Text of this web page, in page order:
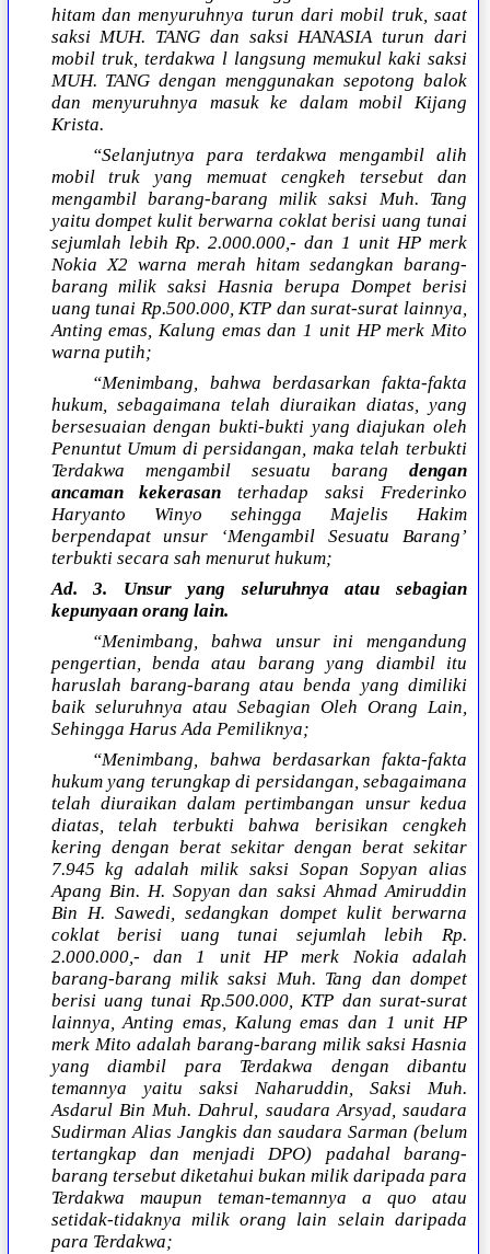
hitam dan menyuruhnya turun dari mobil truk, saat
saksi MUH. TANG dan saksi HANASIA turun dari
mobil truk, terdakwa l langsung memukul kaki saksi
MUH. TANG dengan menggunakan sepotong balok
dan menyuruhnya masuk ke dalam mobil Kijang
Krista.
“Selanjutnya para terdakwa mengambil alih
mobil truk yang memuat cengkeh tersebut dan
mengambil barang-barang milik saksi Muh. Tang
yaitu dompet kulit berwarna coklat berisi uang tunai
sejumlah lebih Rp. 2.000.000,- dan 1 unit HP merk
Nokia X2 warna merah hitam sedangkan barang-
barang milik saksi Hasnia berupa Dompet berisi
uang tunai Rp.500.000, KTP dan surat-surat lainnya,
Anting emas, Kalung emas dan 1 unit HP merk Mito
warna putih;
“Menimbang, bahwa berdasarkan fakta-fakta
hukum, sebagaimana telah diuraikan diatas, yang
bersesuaian dengan bukti-bukti yang diajukan oleh
Penuntut Umum di persidangan, maka telah terbukti
Terdakwa mengambil sesuatu barang dengan
ancaman kekerasan terhadap saksi Frederinko
Haryanto Winyo sehingga Majelis Hakim
berpendapat unsur ‘Mengambil Sesuatu Barang’
terbukti secara sah menurut hukum;
Ad. 3. Unsur yang seluruhnya atau sebagian
kepunyaan orang lain.
“Menimbang, bahwa unsur ini mengandung
pengertian, benda atau barang yang diambil itu
haruslah barang-barang atau benda yang dimiliki
baik seluruhnya atau Sebagian Oleh Orang Lain,
Sehingga Harus Ada Pemiliknya;
“Menimbang, bahwa berdasarkan fakta-fakta
hukum yang terungkap di persidangan, sebagaimana
telah diuraikan dalam pertimbangan unsur kedua
diatas, telah terbukti bahwa berisikan cengkeh
kering dengan berat sekitar dengan berat sekitar
7.945 kg adalah milik saksi Sopan Sopyan alias
Apang Bin. H. Sopyan dan saksi Ahmad Amiruddin
Bin H. Sawedi, sedangkan dompet kulit berwarna
coklat berisi uang tunai sejumlah lebih Rp.
2.000.000,- dan 1 unit HP merk Nokia adalah
barang-barang milik saksi Muh. Tang dan dompet
berisi uang tunai Rp.500.000, KTP dan surat-surat
lainnya, Anting emas, Kalung emas dan 1 unit HP
merk Mito adalah barang-barang milik saksi Hasnia
yang diambil para Terdakwa dengan dibantu
temannya yaitu saksi Naharuddin, Saksi Muh.
Asdarul Bin Muh. Dahrul, saudara Arsyad, saudara
Sudirman Alias Jangkis dan saudara Sarman (belum
tertangkap dan menjadi DPO) padahal barang-
barang tersebut diketahui bukan milik daripada para
Terdakwa maupun teman-temannya a quo atau
setidak-tidaknya milik orang lain selain daripada
para Terdakwa;